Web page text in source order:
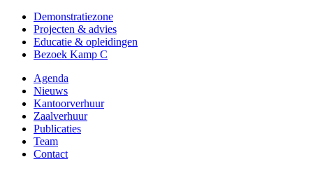
Demonstratiezone
Projecten & advies
Educatie & opleidingen
Bezoek Kamp C
Agenda
Nieuws
Kantoorverhuur
Zaalverhuur
Publicaties
Team
Contact